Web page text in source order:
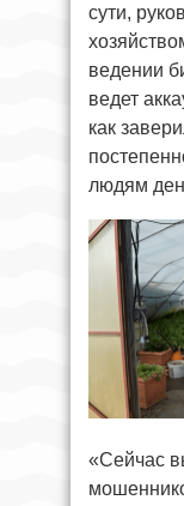
сути,
ведении
ведет
как
людям
«Сейчас